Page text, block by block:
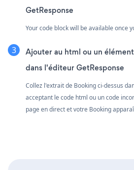
GetResponse
Your code block will be available once
Ajouter au html ou un
dans l'éditeur GetResponse
Collez l'extrait de Booking ci-dessus
acceptant le code html ou un code
page en direct et votre Booking